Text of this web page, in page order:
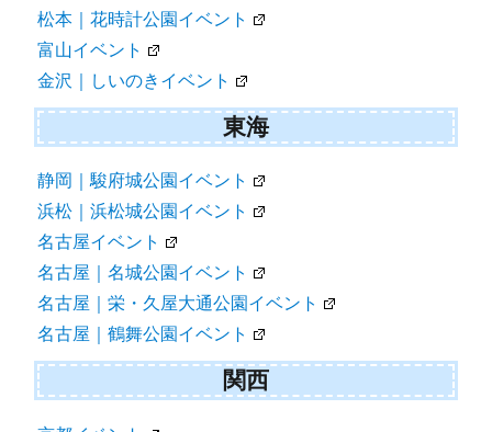
松本｜花時計公園イベント
富山イベント
金沢｜しいのきイベント
東海
静岡｜駿府城公園イベント
浜松｜浜松城公園イベント
名古屋イベント
名古屋｜名城公園イベント
名古屋｜栄・久屋大通公園イベント
名古屋｜鶴舞公園イベント
関西